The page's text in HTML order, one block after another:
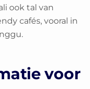
ook tal van
cafés, vooral in
voor